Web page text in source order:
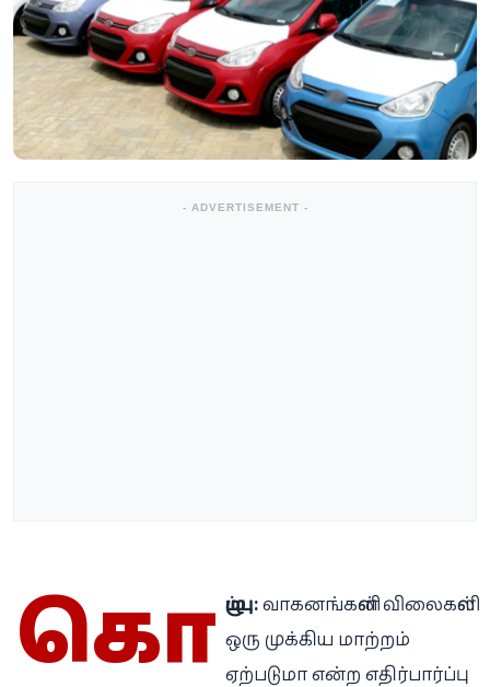
- ADVERTISEMENT -
கொ ழும்பு:வாகனங்களின் விலைகளில்
ஒரு முக்கிய மாற்றம்
ஏற்படுமா என்ற எதிர்பார்ப்பு